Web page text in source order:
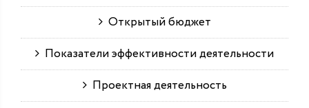
Открытый бюджет
Показатели эффективности деятельности
Проектная деятельность